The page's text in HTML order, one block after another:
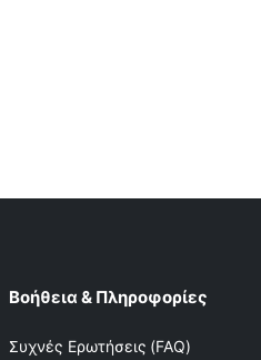
Βοήθεια & Πληροφορίες
Συχνές Ερωτήσεις (FAQ)